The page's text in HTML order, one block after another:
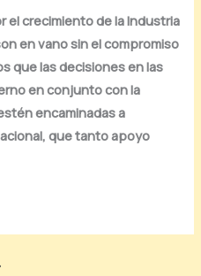
el crecimiento de la Industria
en vano sin el compromiso
que las decisiones en las
en conjunto con la
encaminadas a
que tanto apoyo